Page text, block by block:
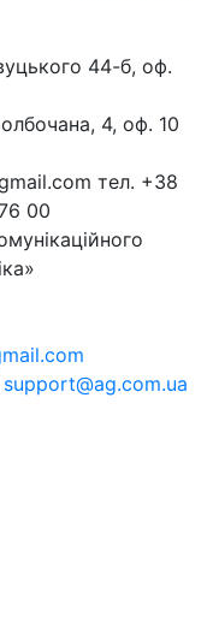
44-б, оф.
4, оф. 10
тел. +38
00
support@ag.com.ua